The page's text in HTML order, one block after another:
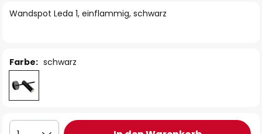
Wandspot Leda 1, einflammig, schwarz
Farbe: schwarz